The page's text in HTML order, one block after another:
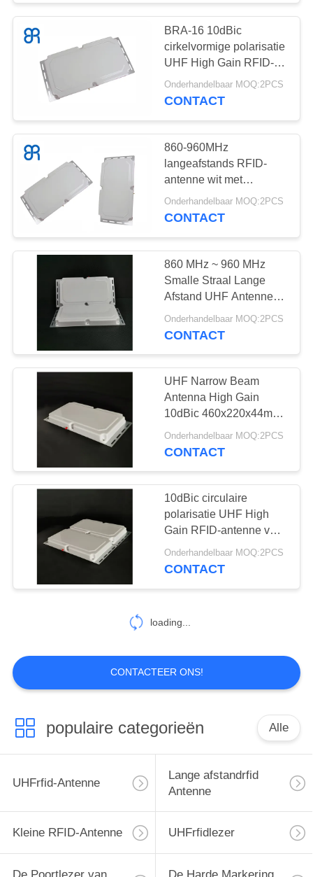
SITEMAP
PRIVACYBELEID
De Poortlezer van
RFID
De Harde Markering
van RFID
100
Duurzame RFID-
Markeringen
Hoge
Aanwinstenrfid
Antenne
33
Dichtbij Gebiedsrfid
15
Smalle Gerichte
antenne
38
BRA-16 10dBic
cirkelvormige polarisatie
UHF High Gain RFID-
antenne voor
toegangscontrole
Onderhandelbaar MOQ:2PCS
CONTACT
860-960MHz
langeafstands RFID-
antenne wit met
richtingsfunctie 10dBic
Onderhandelbaar MOQ:2PCS
CONTACT
860 MHz ~ 960 MHz
Smalle Straal Lange
Afstand UHF Antenne
Gain 10dBic ABS Board
voor RFID Poort
Onderhandelbaar MOQ:2PCS
CONTACT
UHF Narrow Beam
Antenna High Gain
10dBic 460x220x44mm
Voor RFID Gate
860MHz-960MHz
Onderhandelbaar MOQ:2PCS
CONTACT
10dBic circulaire
polarisatie UHF High
Gain RFID-antenne voor
toegangscontrole in- en
uitgang
Onderhandelbaar MOQ:2PCS
CONTACT
loading...
CONTACTEER ONS!
populaire categorieën Alle
UHFrfid-Antenne
Lange afstandrfid
Antenne
Kleine RFID-Antenne UHFrfidlezer